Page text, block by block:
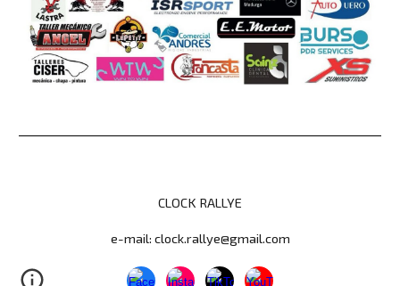
CLOCK RALLYE
e-mail: clock.rallye@gmail.com